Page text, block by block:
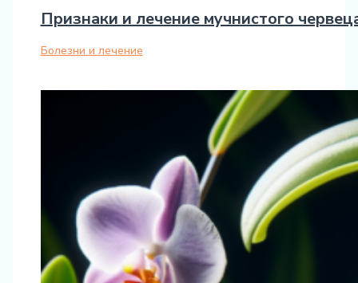
Признаки и лечение мучнистого
Болезни и лечение